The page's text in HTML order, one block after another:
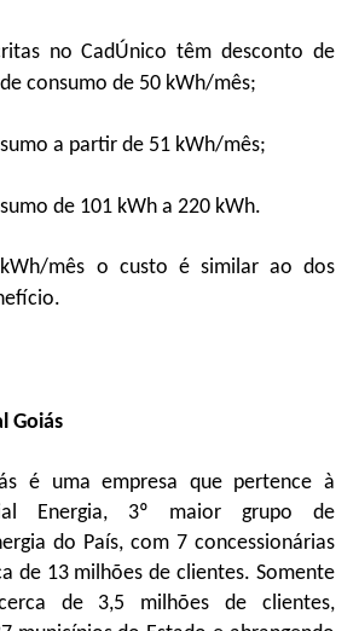
no CadÚnico têm desconto de
consumo de 50 kWh/mês;
a partir de 51 kWh/mês;
de 101 kWh a 220 kWh.
mês o custo é similar ao dos
Goiás
é uma empresa que pertence à
Energia, 3º maior grupo de
do País, com 7 concessionárias
de 13 milhões de clientes. Somente
de 3,5 milhões de clientes,